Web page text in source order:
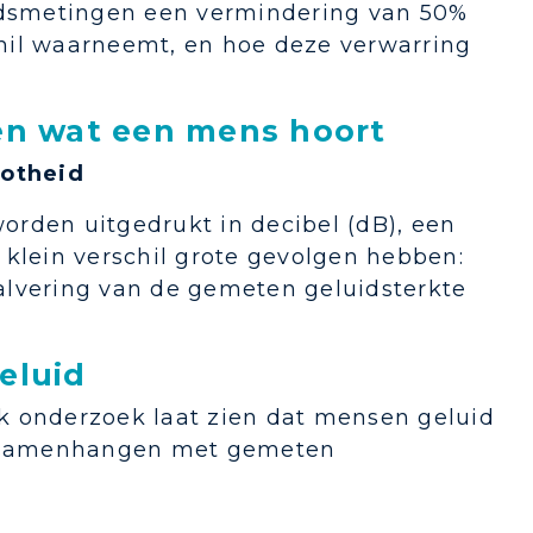
een vermindering van 50%
waarneemt, en hoe deze verwarring
wat een mens hoort
uitgedrukt in decibel (dB), een
verschil grote gevolgen hebben:
van de gemeten geluidsterkte
onderzoek laat zien dat mensen geluid
met gemeten